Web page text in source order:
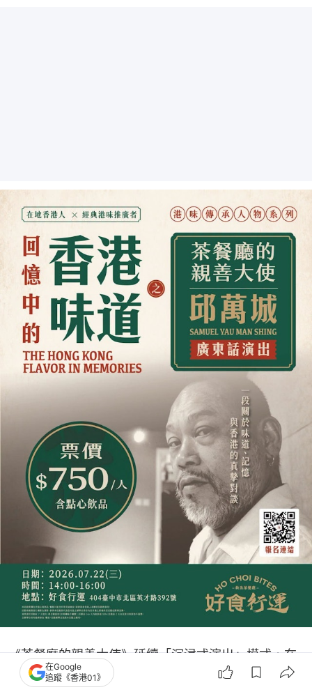
《茶餐廳的親善大使》延續「沉浸式演出」模式，在
「客人」踏進「好食行運新派茶餐廳」的一刻，「演
在Google
追蹤《香港01》